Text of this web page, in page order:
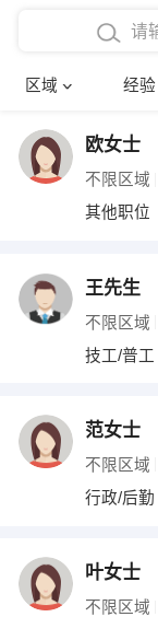
区域 经验
在校学生工作经验
四年以上工作经验
五年以上工作经验
博士
文员
财务会计
网络IT
收银员
水电/机修
编辑
欧女士
不限区域
其他职位
王先生
不限区域
技工/普工
范女士
不限区域
行政/后勤
叶女士
不限区域